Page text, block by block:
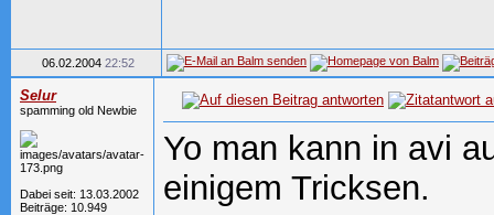
06.02.2004 22:52
Selur
spamming old Newbie
Dabei seit: 13.03.2002
Beiträge: 10.949
Yo man kann in avi
einigem Tricksen.